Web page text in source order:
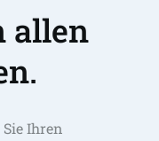
allen
Ihren